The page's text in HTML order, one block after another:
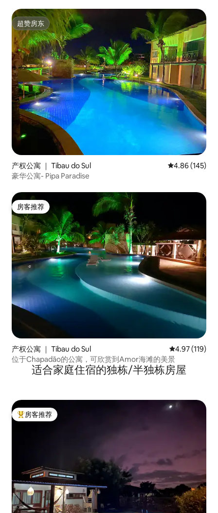
超赞房东
超赞房东
产权公寓 ｜ Tibau do Sul 平均评分 4.86
4.86 (145)
豪华公寓- Pipa Paradise
房客推荐
房客推荐
产权公寓 ｜ Tibau do Sul 平均评分 4.97
4.97 (119)
位于Chapadão的公寓，可欣赏到Amor海滩的美景
适合家庭住宿的独栋/半独栋房屋
热门「房客推荐」
房客推荐